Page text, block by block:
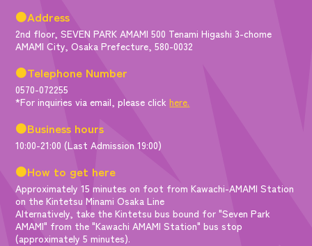
●Address
2nd floor, SEVEN PARK AMAMI 500 Tenami Higashi 3-chome
AMAMI City, Osaka Prefecture, 580-0032
●Telephone Number
0570-072255
*For inquiries via email, please clickhere.
●Business hours
10:00-21:00 (Last Admission 19:00)
●How to get here
Approximately 15 minutes on foot from Kawachi-AMAMI Station
on the Kintetsu Minami Osaka Line
Alternatively, take the Kintetsu bus bound for "Seven Park
AMAMI" from the "Kawachi AMAMI Station" bus stop
(approximately 5 minutes).